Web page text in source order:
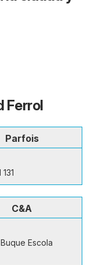
Ferrol
Parfois
C&A
Escola